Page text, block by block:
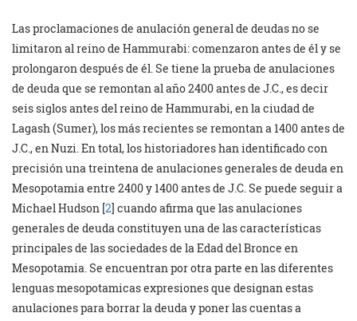
Las proclamaciones de anulación general de deudas no se
limitaron al reino de Hammurabi: comenzaron antes de él y se
prolongaron después de él. Se tiene la prueba de anulaciones
de deuda que se remontan al año 2400 antes de J.C., es decir
seis siglos antes del reino de Hammurabi, en la ciudad de
Lagash (Sumer), los más recientes se remontan a 1400 antes de
J.C., en Nuzi. En total, los historiadores han identificado con
precisión una treintena de anulaciones generales de deuda en
Mesopotamia entre 2400 y 1400 antes de J.C. Se puede seguir a
Michael Hudson [2] cuando afirma que las anulaciones
generales de deuda constituyen una de las características
principales de las sociedades de la Edad del Bronce en
Mesopotamia. Se encuentran por otra parte en las diferentes
lenguas mesopotamicas expresiones que designan estas
anulaciones para borrar la deuda y poner las cuentas a